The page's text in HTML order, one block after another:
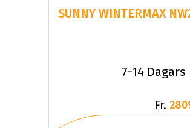
SUNNY WINTERMAX
7-14
Fr.